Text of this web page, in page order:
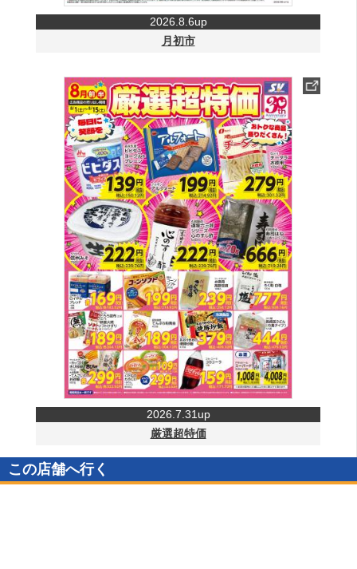
2026.8.6up
月初市
2026.7.31up
厳選超特価
この店舗へ行く